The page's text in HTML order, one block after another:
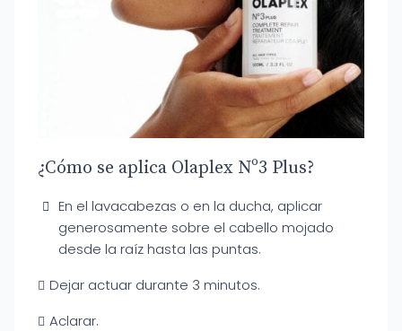
¿Cómo se aplica Olaplex Nº3 Plus?
En el lavacabezas o en la ducha, aplicar
generosamente sobre el cabello mojado
desde la raíz hasta las puntas.
Dejar actuar durante 3 minutos.
Aclarar.